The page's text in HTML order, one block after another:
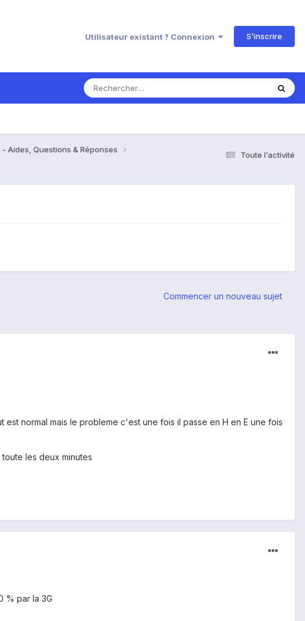
Utilisateur existant ? Connexion S’inscrire
Toute l’activité
Aides, Questions & Réponses
Commencer un nouveau sujet
normal mais le probleme c'est une fois il passe en H en E une fois
les deux minutes
% par la 3G